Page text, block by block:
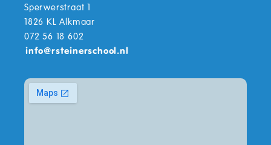
Sperwerstraat 1
1826 KL Alkmaar
072 56 18 602
info@rsteinerschool.nl